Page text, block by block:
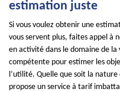
estimation juste
Si vous voulez obtenir une
vous servent plus, faites appel à
en activité dans le domaine de la
compétente pour estimer les
l’utilité. Quelle que soit la
propose un service à tarif